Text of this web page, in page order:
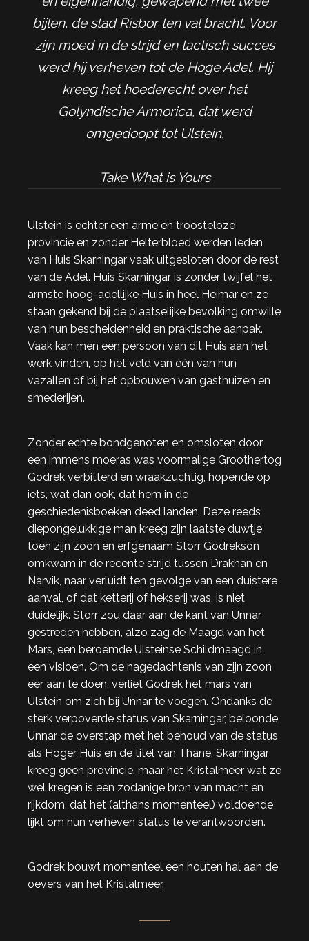
bijlen, de stad Risbor ten val bracht. Voor
zijn moed in de strijd en tactisch succes
werd hij verheven tot de Hoge Adel. Hij
kreeg het hoederecht over het
Golyndische Armorica, dat werd
omgedoopt tot Ulstein.
Take What is Yours
Ulstein is echter een arme en troosteloze
provincie en zonder Helterbloed werden leden
van Huis Skarningar vaak uitgesloten door de rest
van de Adel. Huis Skarningar is zonder twijfel het
armste hoog-adellijke Huis in heel Heimar en ze
staan gekend bij de plaatselijke bevolking omwille
van hun bescheidenheid en praktische aanpak.
Vaak kan men een persoon van dit Huis aan het
werk vinden, op het veld van één van hun
vazallen of bij het opbouwen van gasthuizen en
smederijen.
Zonder echte bondgenoten en omsloten door
een immens moeras was voormalige Groothertog
Godrek verbitterd en wraakzuchtig, hopende op
iets, wat dan ook, dat hem in de
geschiedenisboeken deed landen. Deze reeds
diepongelukkige man kreeg zijn laatste duwtje
toen zijn zoon en erfgenaam Storr Godrekson
omkwam in de recente strijd tussen Drakhan en
Narvik, naar verluidt ten gevolge van een duistere
aanval, of dat ketterij of hekserij was, is niet
duidelijk. Storr zou daar aan de kant van Unnar
gestreden hebben, alzo zag de Maagd van het
Mars, een beroemde Ulsteinse Schildmaagd in
een visioen. Om de nagedachtenis van zijn zoon
eer aan te doen, verliet Godrek het mars van
Ulstein om zich bij Unnar te voegen. Ondanks de
sterk verpoverde status van Skarningar, beloonde
Unnar de overstap met het behoud van de status
als Hoger Huis en de titel van Thane. Skarningar
kreeg geen provincie, maar het Kristalmeer wat ze
wel kregen is een zodanige bron van macht en
rijkdom, dat het (althans momenteel) voldoende
lijkt om hun verheven status te verantwoorden.
Godrek bouwt momenteel een houten hal aan de
oevers van het Kristalmeer.